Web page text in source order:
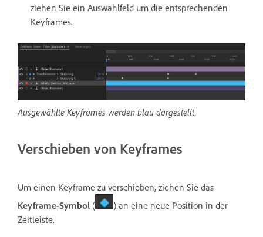
ziehen Sie ein Auswahlfeld um die entsprechenden
Keyframes.
Ausgewählte Keyframes werden blau dargestellt.
Verschieben von Keyframes
Um einen Keyframe zu verschieben, ziehen Sie das
Keyframe-Symbol (
) an eine neue Position in der
Zeitleiste.